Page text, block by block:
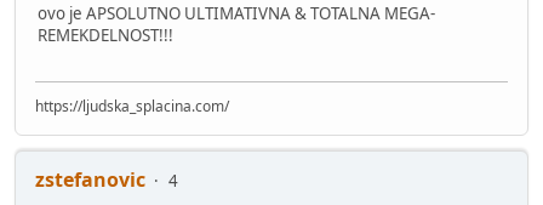
ovo je APSOLUTNO ULTIMATIVNA & TOTALNA MEGA-
REMEKDELNOST!!!
https://ljudska_splacina.com/
zstefanovic
4